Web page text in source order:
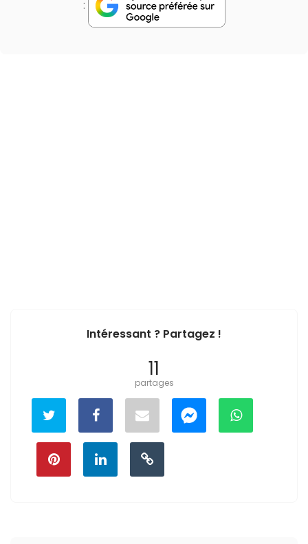
:
Intéressant ? Partagez !
11
partages